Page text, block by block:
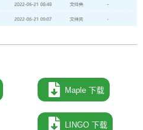
Maple 下载
LINGO 下载